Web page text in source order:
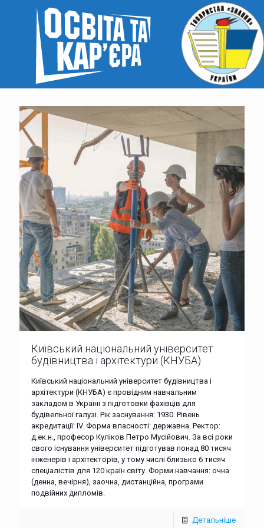
Київський національний університет
будівництва і архітектури (КНУБА)
Київський національний університет будівництва і
архітектури (КНУБА) є провідним навчальним
закладом в Україні з підготовки фахівців для
будівельної галузі. Рік заснування: 1930. Рівень
акредитації: IV. Форма власності: державна. Ректор:
д.ек.н., професор Куліков Петро Мусійович. За всі роки
свого існування університет підготував понад 80 тисяч
інженерів і архітекторів, у тому числі близько 6 тисяч
спеціалістів для 120 країн світу. Форми навчання: очна
(денна, вечірня), заочна, дистанційна, програми
подвійних дипломів.
Детальніше